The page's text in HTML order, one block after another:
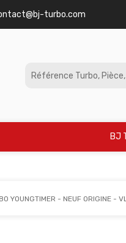
turbo.com
BJ
YOUNGTIMER - NEUF